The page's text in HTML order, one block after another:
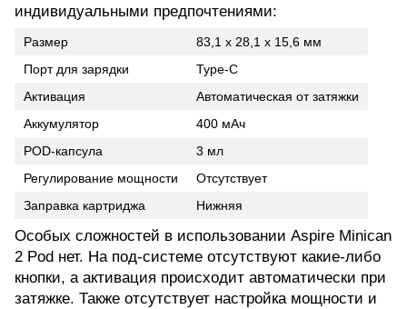
индивидуальными предпочтениями:
Размер
83,1 х 28,1 х 15,6 мм
Порт для зарядки
Type-C
Активация
Автоматическая от затяжки
Аккумулятор
400 мАч
POD-капсула
3 мл
Регулирование мощности
Отсутствует
Заправка картриджа
Нижняя
Особых сложностей в использовании Aspire Minican
2 Pod нет. На под-системе отсутствуют какие-либо
кнопки, а активация происходит автоматически при
затяжке. Также отсутствует настройка мощности и